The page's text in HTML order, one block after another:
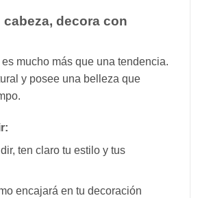
cabeza, decora con
mucho más que una tendencia.
y posee una belleza que
ten claro tu estilo y tus
encajará en tu decoración